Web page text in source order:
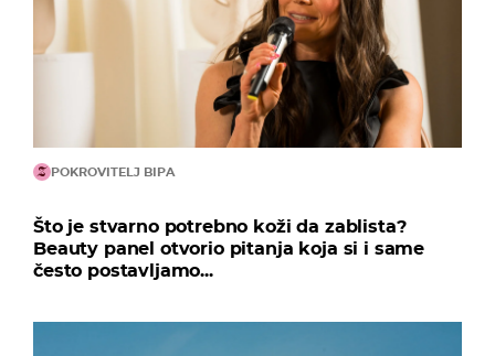
POKROVITELJ BIPA
Što je stvarno potrebno koži da zablista?
Beauty panel otvorio pitanja koja si i same
često postavljamo...